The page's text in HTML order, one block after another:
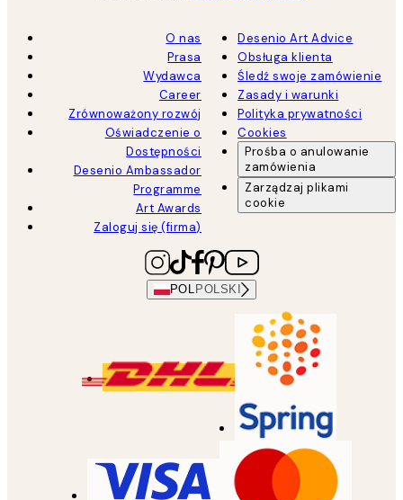
O nas
Prasa
Wydawca
Career
Zrównoważony rozwój
Oświadczenie o
Dostępności
Desenio Ambassador
Programme
Art Awards
Zaloguj się (firma)
Desenio Art Advice
Obsługa klienta
Śledź swoje zamówienie
Zasady i warunki
Polityka prywatności
Cookies
Prośba o anulowanie
zamówienia
Zarządzaj plikami
cookie
POL POLSKI